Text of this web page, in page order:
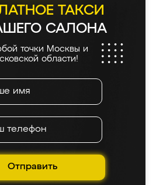
ТАКСИ
САЛОНА
точки Москвы и
области!
Отправить